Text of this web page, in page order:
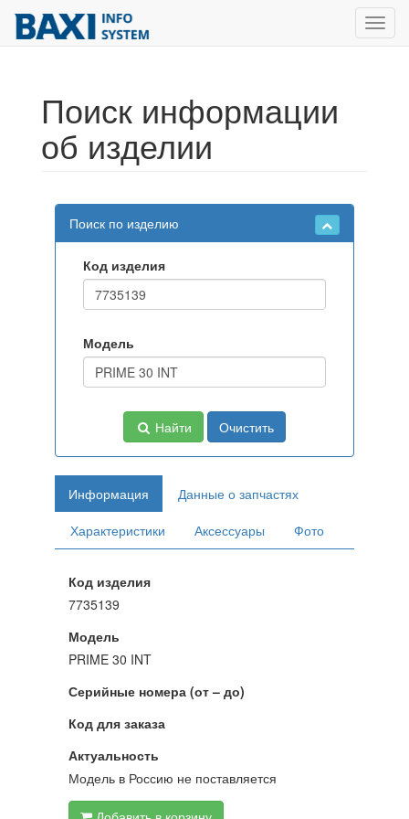
Поиск информации
об изделии
Поиск по изделию
Код изделия
Модель
Найти Очистить
Информация
Данные о запчастях
Характеристики
Аксессуары Фото
Код изделия
7735139
Модель
PRIME 30 INT
Серийные номера (от – до)
Код для заказа
Актуальность
Модель в Россию не поставляется